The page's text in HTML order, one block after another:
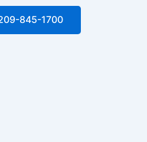
845-1700